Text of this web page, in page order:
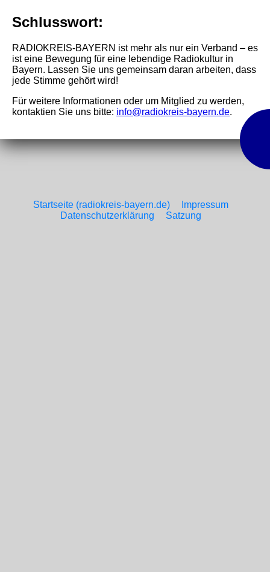
Schlusswort:
RADIOKREIS-BAYERN ist mehr als nur ein Verband – es
ist eine Bewegung für eine lebendige Radiokultur in
Bayern. Lassen Sie uns gemeinsam daran arbeiten, dass
jede Stimme gehört wird!
Für weitere Informationen oder um Mitglied zu werden,
kontaktien Sie uns bitte: info@radiokreis-bayern.de.
Startseite (radiokreis-bayern.de)
Impressum
Datenschutzerklärung
Satzung